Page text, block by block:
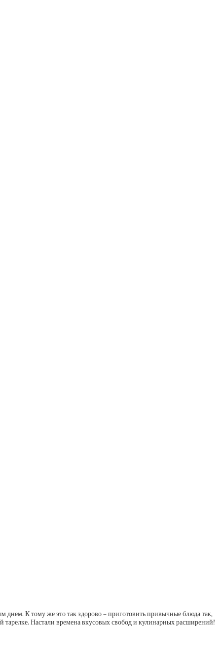
днем. К тому же это так здорово – приготовить привычные блюда так,
Настали времена вкусовых свобод и кулинарных расширений!